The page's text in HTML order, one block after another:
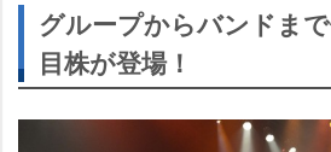
グループからバンドま
目株が登場！